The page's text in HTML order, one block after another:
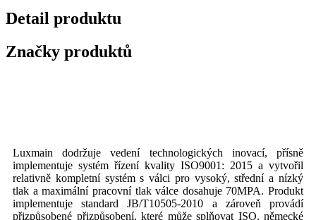
Detail produktu
Značky produktů
Luxmain dodržuje vedení technologických inovací, přísně
implementuje systém řízení kvality ISO9001: 2015 a vytvořil
relativně kompletní systém s válci pro vysoký, střední a nízký
tlak a maximální pracovní tlak válce dosahuje 70MPA. Produkt
implementuje standard JB/T10505-2010 a zároveň provádí
přizpůsobené přizpůsobení, které může splňovat ISO, německé